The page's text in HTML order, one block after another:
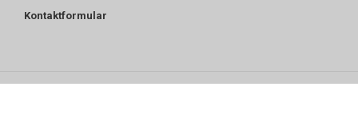
Kontaktformular